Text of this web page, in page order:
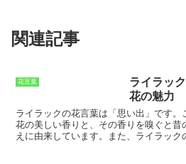
関連記事
花言葉
ライラッ
花の魅力
ライラックの花言葉は「思い出」です
花の美しい香りと、その香りを嗅ぐと
えに由来しています。また、ライラッ